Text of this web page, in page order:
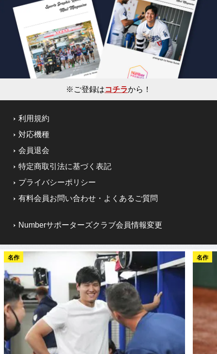
※ご登録はコチラから！
利用規約
対応機種
会員退会
特定商取引法に基づく表記
プライバシーポリシー
有料会員お問い合わせ・よくあるご質問
Numberサポーターズクラブ会員情報変更
名作 名作